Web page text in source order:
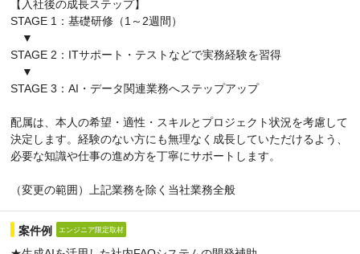
【入社後の成長ステップ】
STAGE 1：基礎研修（1～2週間）
▼
STAGE 2：ITサポート・テストなどで実務経験を習得
▼
STAGE 3：AI・データ関連業務へステップアップ
配属は、本人の希望・適性・スキルとプロジェクト状況を考慮して
決定します。経験のない方にも無理なく成長していただけるよう、
必要な知識や仕事の進め方を丁寧にサポートします。
（変更の範囲）上記業務を除く当社業務全般
案件例 エンジニア限定取材